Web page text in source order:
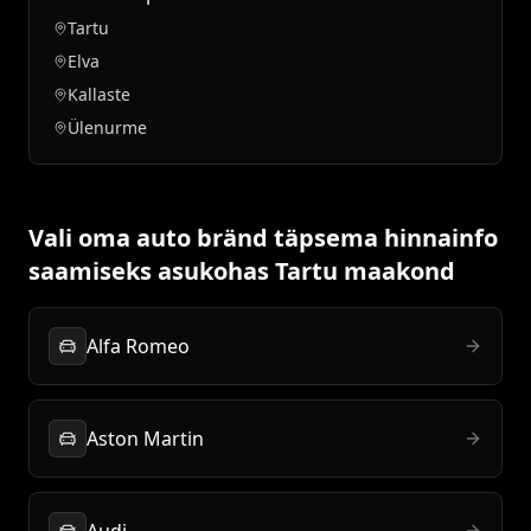
Tartu
Elva
Kallaste
Ülenurme
Vali oma auto bränd täpsema hinnainfo
saamiseks asukohas Tartu maakond
Alfa Romeo
Aston Martin